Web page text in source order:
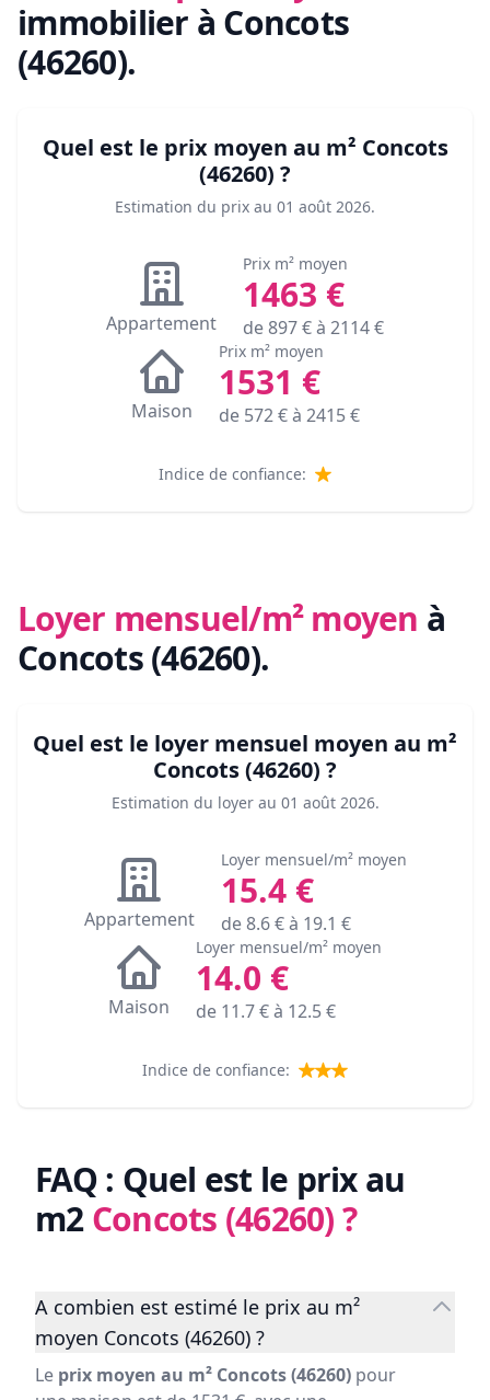
immobilier à Concots
(46260).
Quel est le prix moyen au m² Concots
(46260) ?
Estimation du prix au 01 août 2026.
Appartement
Prix m² moyen
1463 €
de897€ à 2114€
Maison
Prix m² moyen
1531 €
de 572€ à 2415€
Indice de confiance:
Loyer mensuel/m² moyen à
Concots (46260).
Quel est le loyer mensuel moyen au m²
Concots (46260) ?
Estimation du loyer au 01 août 2026.
Appartement
Loyer mensuel/m² moyen
15.4€
de8.6€ à 19.1 €
Maison
Loyer mensuel/m² moyen
14.0 €
de 11.7€ à 12.5€
Indice de confiance:
FAQ : Quel est le prix au
m2Concots (46260)?
A combien est estimé le prix au m²
moyen Concots (46260) ?
Le prix moyen au m² Concots (46260) pour